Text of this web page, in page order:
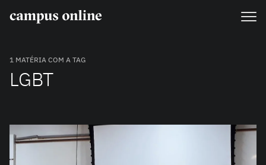
1 MATÉRIA COM A TAG
LGBT